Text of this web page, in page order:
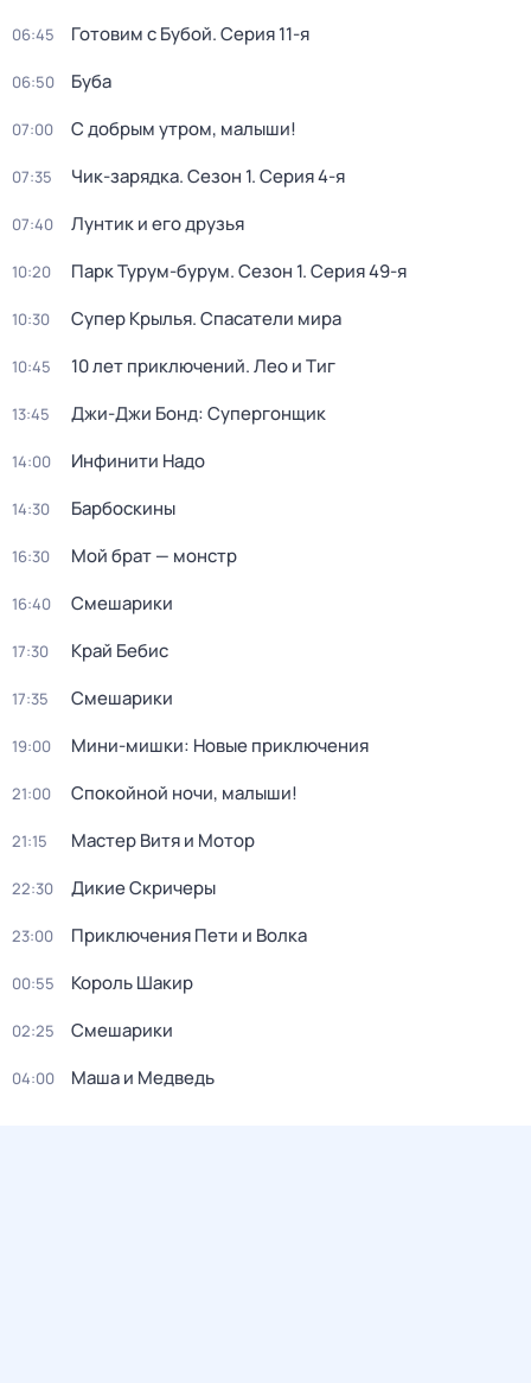
06:45 Готовим с Бубой. Серия 11-я
06:50 Буба
07:00 С добрым утром, малыши!
07:35 Чик-зарядка. Сезон 1. Серия 4-я
07:40 Лунтик и его друзья
10:20 Парк Турум-бурум. Сезон 1. Серия 49-я
10:30 Супер Крылья. Спасатели мира
10:45 10 лет приключений. Лео и Тиг
13:45 Джи-Джи Бонд: Супергонщик
14:00 Инфинити Надо
14:30 Барбоскины
16:30 Мой брат — монстр
16:40 Смешарики
17:30 Край Бебис
17:35 Смешарики
19:00 Мини-мишки: Новые приключения
21:00 Спокойной ночи, малыши!
21:15 Мастер Витя и Мотор
22:30 Дикие Скричеры
23:00 Приключения Пети и Волка
00:55 Король Шакир
02:25 Смешарики
04:00 Маша и Медведь